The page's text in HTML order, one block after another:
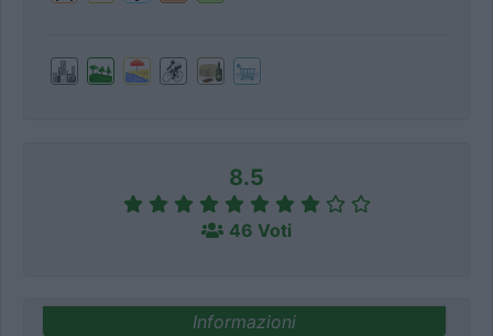
8.5
46 Voti
Informazioni